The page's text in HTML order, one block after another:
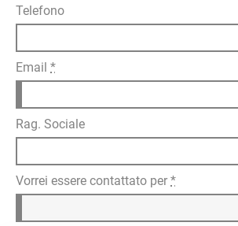
Telefono
Email *
Rag. Sociale
Vorrei essere contattato per *